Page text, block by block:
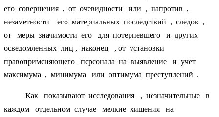
его совершения , от очевидности или , напротив ,
незаметности его материальных последствий , следов ,
от меры значимости его для потерпевшего и других
осведомленных лиц , наконец , от установки
правоприменяющего персонала на выявление и учет
максимума , минимума или оптимума преступлений .
Как показывают исследования , незначительные в
каждом отдельном случае мелкие хищения на